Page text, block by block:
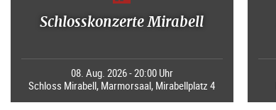
Schlosskonzerte Mirabell
08. Aug. 2026 - 20:00 Uhr
Schloss Mirabell, Marmorsaal, Mirabellplatz 4